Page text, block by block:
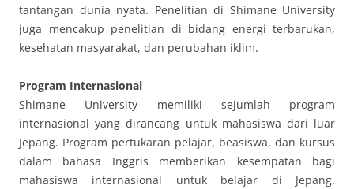
tantangan dunia nyata. Penelitian di Shimane University
juga mencakup penelitian di bidang energi terbarukan,
kesehatan masyarakat, dan perubahan iklim.
Program Internasional
Shimane University memiliki sejumlah program
internasional yang dirancang untuk mahasiswa dari luar
Jepang. Program pertukaran pelajar, beasiswa, dan kursus
dalam bahasa Inggris memberikan kesempatan bagi
mahasiswa internasional untuk belajar di Jepang.